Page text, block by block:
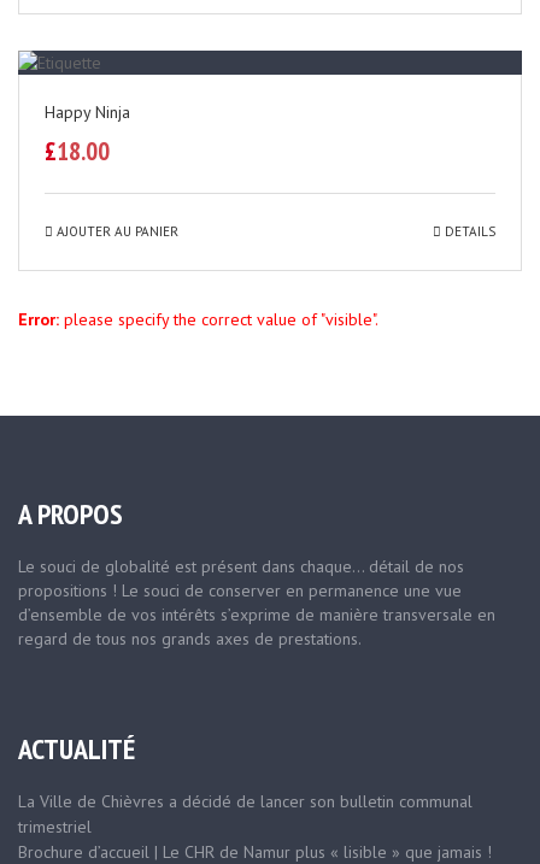
Happy Ninja
£18.00
AJOUTER AU PANIER DETAILS
Error: please specify the correct value of "visible".
A PROPOS
Le souci de globalité est présent dans chaque… détail de nos
propositions ! Le souci de conserver en permanence une vue
d’ensemble de vos intérêts s’exprime de manière transversale en
regard de tous nos grands axes de prestations.
ACTUALITÉ
La Ville de Chièvres a décidé de lancer son bulletin communal
trimestriel
Brochure d’accueil | Le CHR de Namur plus « lisible » que jamais !